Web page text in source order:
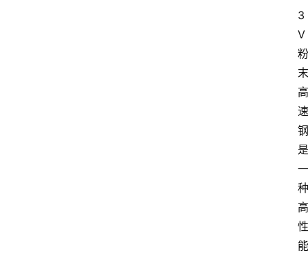
3
V
粉
末
高
速
钢
是
一
种
高
性
能